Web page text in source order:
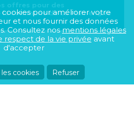
offres pour des
commune de La Flamengrie
cookies pour améliorer votre
et nous fournir des données
Consultez nosmentions légales
respect de la vie privée avant
d'accepter
cookies Refuser